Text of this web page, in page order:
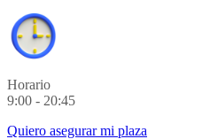
Horario
9:00 - 20:45
Quiero asegurar mi plaza